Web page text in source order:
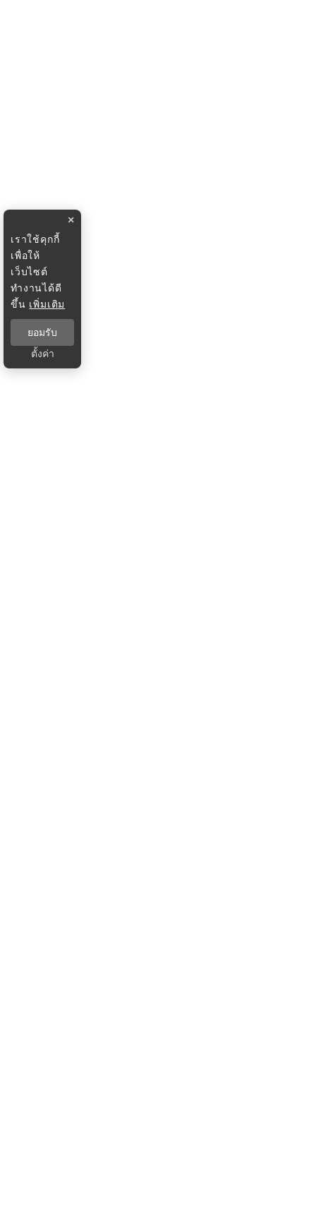
×
เราใช้คุกกี้
เพื่อให้
เว็บไซต์
ทำงานได้ดี
ขึ้น เพิ่มเติม
ยอมรับ
ตั้งค่า